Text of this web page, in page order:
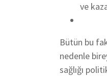
ve
Bütün bu
nedenle
sağlığı